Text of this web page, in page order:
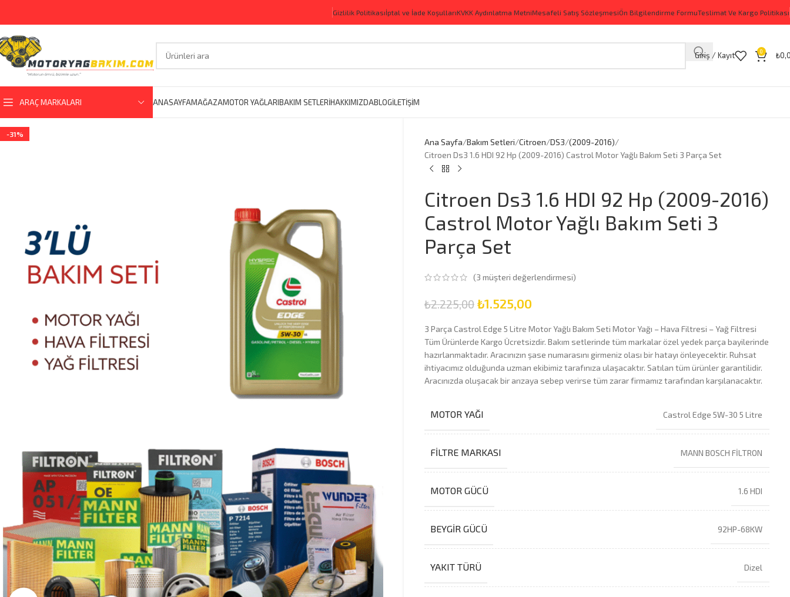
Gizlilik Politikasıİptal ve İade KoşullarıKVKK Aydınlatma MetniMesafeli Satış SözleşmesiÖn Bilgilendirme FormuTeslimat Ve Kargo Politikası
Giriş / Kayıt 0 ₺
ARAÇ MARKALARI ANASAYFAMAĞAZAMOTOR YAĞLARIBAKIM SETLERİHAKKIMIZDABLOGİLETİŞİM
-31%
Ana Sayfa Bakım Setleri Citroen DS3 (2009-2016)
Citroen Ds3 1.6 HDI 92 Hp (2009-2016) Castrol Motor Yağlı Bakım Seti 3 Parça Set
Citroen Ds3 1.6 HDI 92 Hp (2009-2016)
Castrol Motor Yağlı Bakım Seti 3
Parça Set
(3 müşteri değerlendirmesi)
₺2.225,00 ₺1.525,00
3 Parça Castrol Edge 5 Litre Motor Yağlı Bakım Seti Motor Yağı – Hava Filtresi – Yağ Filtresi
Tüm Ürünlerde Kargo Ücretsizdir. Bakım setlerinde tüm markalar özel yedek parça bayilerinde
hazırlanmaktadır. Aracınızın şase numarasını girmeniz olası bir hatayı önleyecektir. Ruhsat
ihtiyacımız olduğunda uzman ekibimiz tarafınıza ulaşacaktır. Satılan tüm ürünler garantilidir.
Aracınızda oluşacak bir arızaya sebep verirse tüm zarar firmamız tarafından karşılanacaktır.
MOTOR YAĞI Castrol Edge 5W-30 5 Litre
FILTRE MARKASI MANN BOSCH FİLTRON
MOTOR GÜCÜ 1.6 HDI
BEYGIR GÜCÜ 92HP-68KW
YAKIT TÜRÜ Dizel